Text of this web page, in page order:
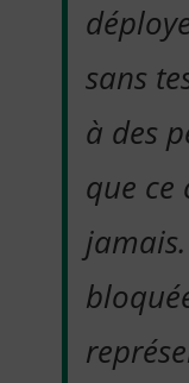
sans
à des
que ce